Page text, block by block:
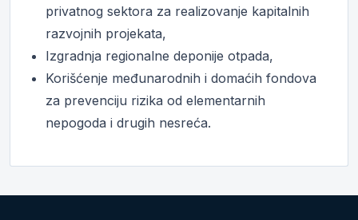
privatnog sektora za realizovanje kapitalnih
razvojnih projekata,
Izgradnja regionalne deponije otpada,
Korišćenje međunarodnih i domaćih fondova
za prevenciju rizika od elementarnih
nepogoda i drugih nesreća.